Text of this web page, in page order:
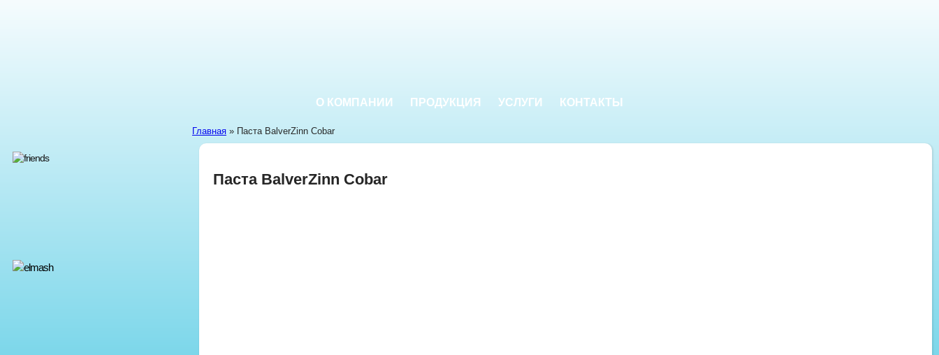
О КОМПАНИИ ПРОДУКЦИЯ УСЛУГИ КОНТАКТЫ
Главная » Паста BalverZinn Cobar
Паста BalverZinn Cobar